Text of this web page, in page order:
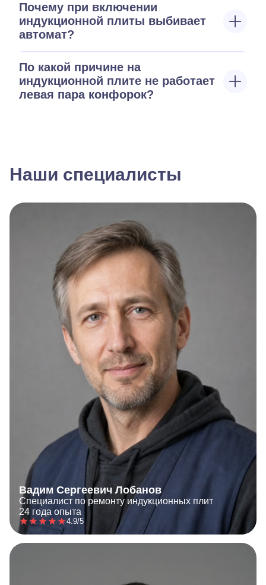
Почему при включении
индукционной плиты выбивает
автомат?
По какой причине на
индукционной плите не работает
левая пара конфорок?
Наши специалисты
Вадим Сергеевич Лобанов
Специалист по ремонту индукционных плит
24 года опыта
4.9/5